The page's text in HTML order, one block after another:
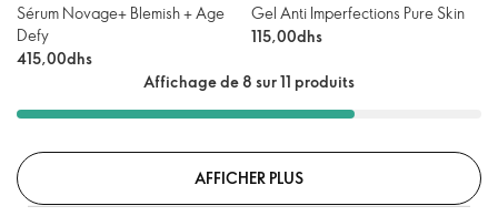
Sérum Novage+ Blemish + Age
Defy
415,00dhs
Gel Anti Imperfections Pure Skin
115,00dhs
Affichage de 8 sur 11 produits
AFFICHER PLUS